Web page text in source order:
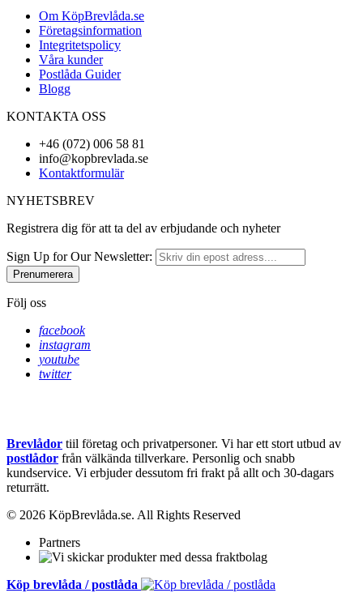
Om KöpBrevlåda.se
Företagsinformation
Integritetspolicy
Våra kunder
Postlåda Guider
Blogg
KONTAKTA OSS
+46 (072) 006 58 81
info@kopbrevlada.se
Kontaktformulär
NYHETSBREV
Registrera dig för att ta del av erbjudande och nyheter
Sign Up for Our Newsletter:
Prenumerera
Följ oss
facebook
instagram
youtube
twitter
Brevlådor tiil företag och privatpersoner. Vi har ett stort utbud av
postlådor från välkända tillverkare. Personlig och snabb
kundservice. Vi erbjuder dessutom fri frakt på allt och 30-dagars
returrätt.
© 2026 KöpBrevlåda.se. All Rights Reserved
Partners
Köp brevlåda / postlåda